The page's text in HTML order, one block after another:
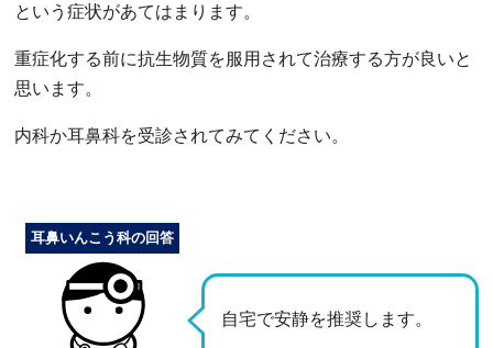
という症状があてはまります。
重症化する前に抗生物質を服用されて治療する方が良いと
思います。
内科か耳鼻科を受診されてみてください。
自宅で安静を推奨します。
耳鼻いんこう科の回答